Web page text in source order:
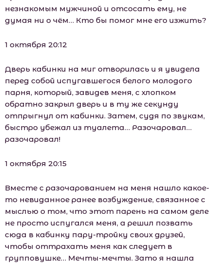
незнакомым мужчиной и отсосать ему, не
думая ни о чём… Кто бы помог мне его изжить?
1 октября 20:12
Дверь кабинки на миг отворилась и я увидела
перед собой испугавшегося белого молодого
парня, который, завидев меня, с хлопком
обратно закрыл дверь и в ту же секунду
отпрыгнул от кабинки. Затем, судя по звукам,
быстро убежал из туалета… Разочаровал…
разочаровал!
1 октября 20:15
Вместе с разочарованием на меня нашло какое-
то невиданное ранее возбуждение, связанное с
мыслью о том, что этот парень на самом деле
не просто испугался меня, а решил позвать
сюда в кабинку пару-тройку своих друзей,
чтобы оттрахать меня как следует в
групповушке… Мечты-мечты. Зато я нашла